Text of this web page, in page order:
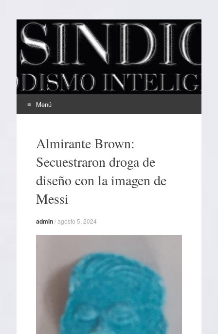
EL SINDICAL
Periodismo Inteligente
Menú
contenidoAlmirante Brown:
Secuestraron droga de
diseño con la imagen de
Messi
admin/agosto 5, 2024